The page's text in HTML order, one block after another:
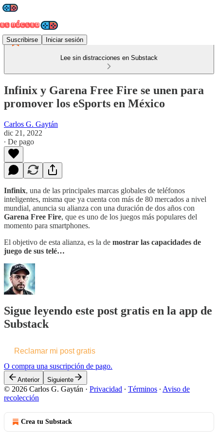
Suscribirse Iniciar sesión
Lee sin distracciones en Substack
Infinix y Garena Free Fire se unen para
promover los eSports en México
Carlos G. Gaytán
dic 21, 2022
∙ De pago
Infinix, una de las principales marcas globales de teléfonos
inteligentes, misma que ya cuenta con más de 80 mercados a nivel
mundial, anuncia su alianza con una duración de dos años con
Garena Free Fire, que es uno de los juegos más populares del
momento para smartphones.
El objetivo de esta alianza, es la de mostrar las capacidades de
juego de sus telé…
Sigue leyendo este post gratis en la app de
Substack
Reclamar mi post gratis
O compra una suscripción de pago.
Anterior Siguiente
© 2026 Carlos G. Gaytán · Privacidad ∙ Términos ∙ Aviso de
recolección
Crea tu Substack